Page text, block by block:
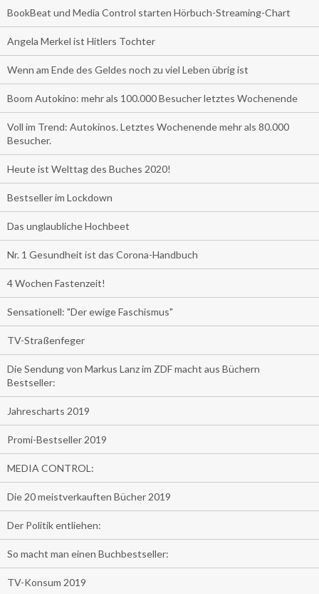
BookBeat und Media Control starten Hörbuch-Streaming-Chart
Angela Merkel ist Hitlers Tochter
Wenn am Ende des Geldes noch zu viel Leben übrig ist
Boom Autokino: mehr als 100.000 Besucher letztes Wochenende
Voll im Trend: Autokinos. Letztes Wochenende mehr als 80.000
Besucher.
Heute ist Welttag des Buches 2020!
Bestseller im Lockdown
Das unglaubliche Hochbeet
Nr. 1 Gesundheit ist das Corona-Handbuch
4 Wochen Fastenzeit!
Sensationell: "Der ewige Faschismus"
TV-Straßenfeger
Die Sendung von Markus Lanz im ZDF macht aus Büchern
Bestseller:
Jahrescharts 2019
Promi-Bestseller 2019
MEDIA CONTROL:
Die 20 meistverkauften Bücher 2019
Der Politik entliehen:
So macht man einen Buchbestseller:
TV-Konsum 2019